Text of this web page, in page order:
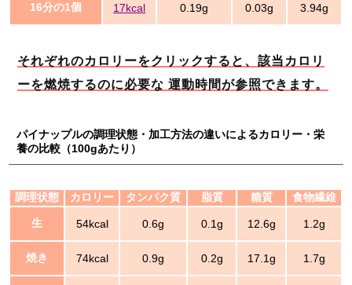
16分の1個 17kcal 0.19g 0.03g 3.94g
それぞれのカロリーをクリックすると、該当カロリ
ーを燃焼するのに必要な 運動時間が参照できます。
パイナップルの調理状態・加工方法の違いによるカロリー・栄
養の比較（100gあたり）
調理状態 カロリー タンパク質 脂質 糖質 食物繊維
生 54kcal 0.6g 0.1g 12.6g 1.2g
焼き 74kcal 0.9g 0.2g 17.1g 1.7g